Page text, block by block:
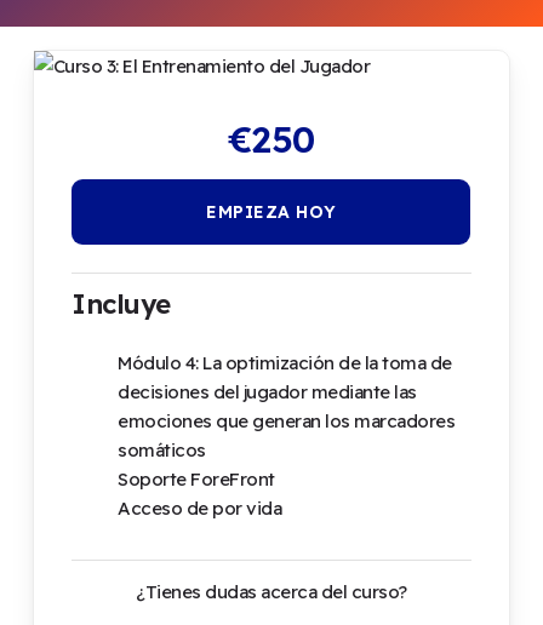
€250
EMPIEZA HOY
Incluye
Módulo 4: La optimización de la toma de
decisiones del jugador mediante las
emociones que generan los marcadores
somáticos
Soporte ForeFront
Acceso de por vida
¿Tienes dudas acerca del curso?